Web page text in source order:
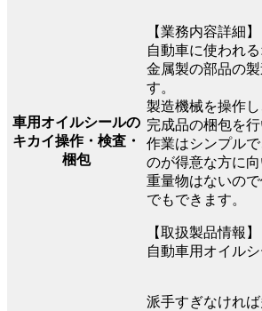
車用オイルシールの
キカイ操作・検査・
梱包
【業務内容詳細】
自動車に使われ
金属製の部品の
す。
製造機械を操作
完成品の梱包を行
作業はシンプル
のが得意な方に向
重量物はないの
でもできます。
【取扱製品情報】
自動車用オイル
派手すぎなけれ